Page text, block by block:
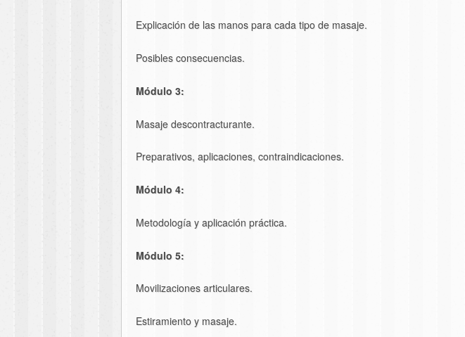
Explicación de las manos para cada tipo de masaje.
Posibles consecuencias.
Módulo 3:
Masaje descontracturante.
Preparativos, aplicaciones, contraindicaciones.
Módulo 4:
Metodología y aplicación práctica.
Módulo 5:
Movilizaciones articulares.
Estiramiento y masaje.